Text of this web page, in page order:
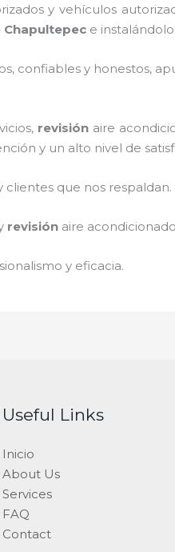
y vehículos
Chapultepec e
confiables y honestos,
revisión aire
y un alto nivel de
que nos respaldan.
revisión aire acondicionado
y eficacia.
Useful Links
Inicio
About Us
Services
FAQ
Contact